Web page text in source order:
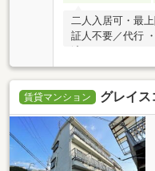
二人入居可・最
証人不要／代行
賃貸マンション グレイス